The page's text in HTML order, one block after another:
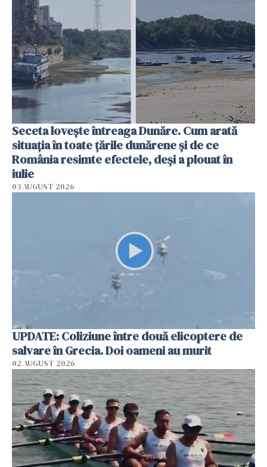
Seceta lovește întreaga Dunăre. Cum arată
situația în toate țările dunărene și de ce
România resimte efectele, deși a plouat în
iulie
03 AUGUST 2026
UPDATE: Coliziune între două elicoptere de
salvare în Grecia. Doi oameni au murit
02 AUGUST 2026